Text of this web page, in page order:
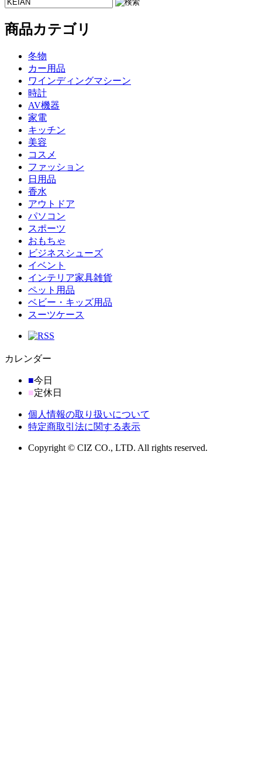
商品カテゴリ
冬物
カー用品
ワインディングマシーン
時計
AV機器
家電
キッチン
美容
コスメ
ファッション
日用品
香水
アウトドア
パソコン
スポーツ
おもちゃ
ビジネスシューズ
イベント
インテリア家具雑貨
ペット用品
ベビー・キッズ用品
スーツケース
カレンダー
■今日
■定休日
個人情報の取り扱いについて
特定商取引法に関する表示
Copyright © CIZ CO., LTD. All rights reserved.